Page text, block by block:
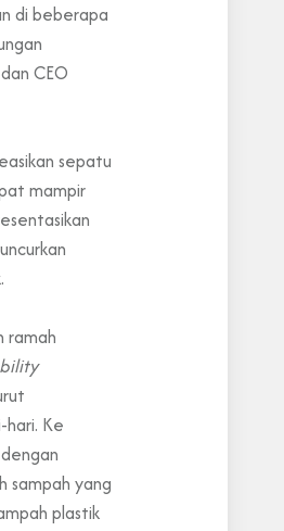
di beberapa
CEO
sepatu
mampir
ramah
hari. Ke
sampah yang
plastik